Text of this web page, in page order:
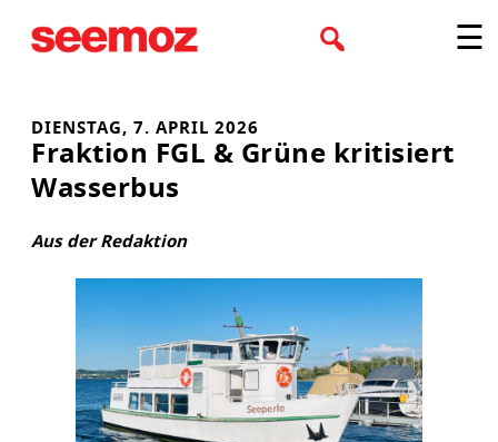
Inhalt
☰
DIENSTAG, 7. APRIL 2026
Fraktion FGL & Grüne kritisiert
Wasserbus
Aus der Redaktion